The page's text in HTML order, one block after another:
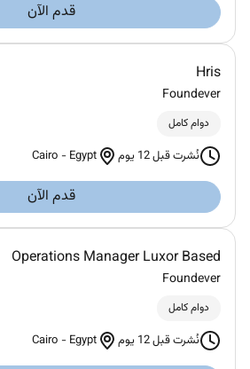
قدم الآن
Hris
Foundever
دوام كامل
نُشرت قبل 12 يوم Cairo - Egypt
قدم الآن
Operations Manager Luxor Based
Foundever
دوام كامل
نُشرت قبل 12 يوم Cairo - Egypt